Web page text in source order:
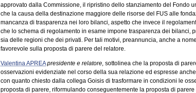
approvato dalla Commissione, il ripristino dello stanziamento del Fondo
che la causa della destinazione maggiore delle risorse del FUS alle
mancanza di trasparenza nei loro bilanci, aspetto che invece il
che lo schema di regolamento in esame impone trasparenza dei bilanci,
sia delle regioni che dei privati. Per tali motivi, preannuncia, anche a
favorevole sulla proposta di parere del relatore.
Valentina APREA presidente e relatore, sottolinea che la proposta di
osservazioni evidenziate nel corso della sua relazione ed espresse
con quanto chiesto dalla collega Goisis di trasformare in condizioni le
proposta di parere, riformulando conseguentemente la proposta di